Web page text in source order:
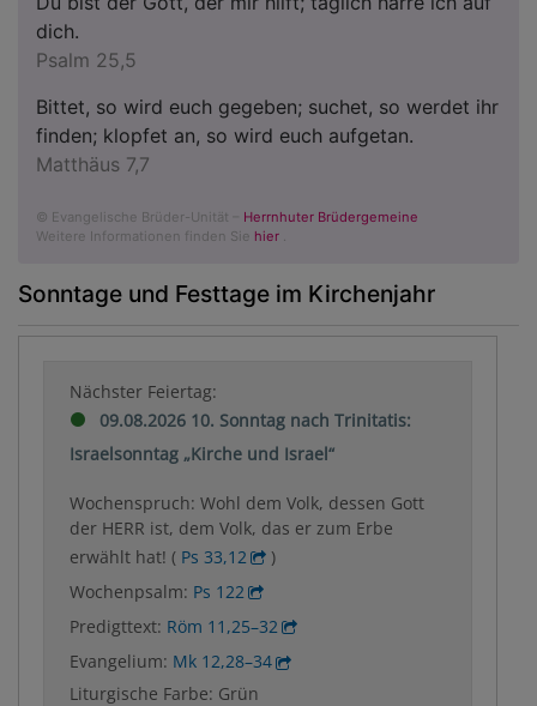
dich.
Psalm 25,5
Bittet, so wird euch gegeben; suchet, so werdet ihr
finden; klopfet an, so wird euch aufgetan.
Matthäus 7,7
© Evangelische Brüder-Unität – Herrnhuter Brüdergemeine
Weitere Informationen finden Sie hier
Sonntage und Festtage im Kirchenjahr
Nächster Feiertag:
09.08.2026 10. Sonntag nach Trinitatis:
Israelsonntag „Kirche und Israel“
Wochenspruch: Wohl dem Volk, dessen Gott
der HERR ist, dem Volk, das er zum Erbe
erwählt hat! ( Ps 33,12
)
Wochenpsalm: Ps 122
Predigttext: Röm 11,25–32
Evangelium: Mk 12,28–34
Liturgische Farbe: Grün